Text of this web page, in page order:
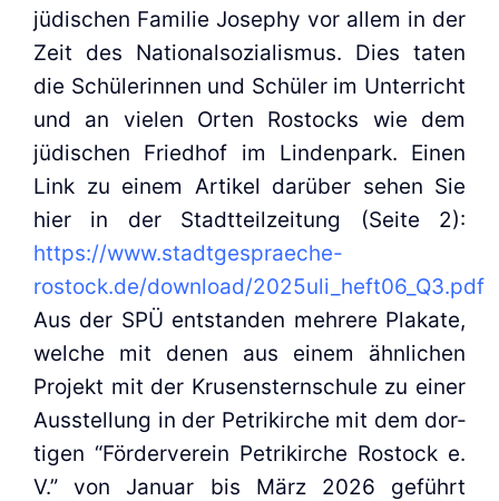
jüdi­schen Fami­lie Jose­phy vor allem in der
Zeit des Natio­nal­so­zia­lis­mus. Dies taten
die Schü­le­rin­nen und Schü­ler im Unter­richt
und an vie­len Orten Ros­tocks wie dem
jüdi­schen Fried­hof im Lin­den­park. Einen
Link zu einem Arti­kel dar­über sehen Sie
hier in der Stadt­teil­zei­tung (Sei­te 2):
https://www.stadtgespraeche-
rostock.de/download/2025uli_heft06_Q3.pdf
Aus der SPÜ ent­stan­den meh­re­re Pla­ka­te,
wel­che mit denen aus einem ähn­li­chen
Pro­jekt mit der Kru­sen­stern­schu­le zu einer
Aus­stel­lung in der Petri­kir­che mit dem dor­
ti­gen “För­der­ver­ein Petri­kir­che Ros­tock e.
V.” von Janu­ar bis März 2026 geführt